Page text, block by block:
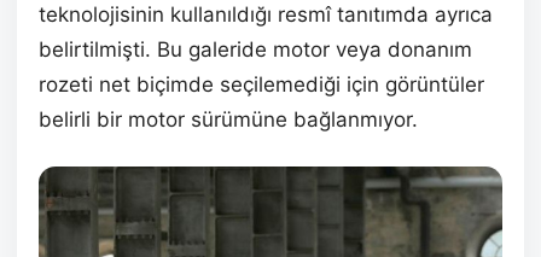
teknolojisinin kullanıldığı resmî tanıtımda ayrıca
belirtilmişti. Bu galeride motor veya donanım
rozeti net biçimde seçilemediği için görüntüler
belirli bir motor sürümüne bağlanmıyor.